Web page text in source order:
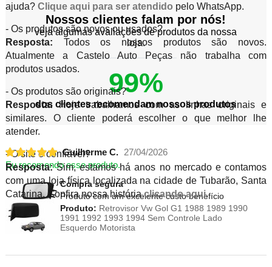
ajuda? Clique aqui para ser atendido pelo WhatsApp.
- Os produtos são novos ou usados?
Resposta: Todos os nossos produtos são novos.
Atualmente a Castelo Auto Peças não trabalha com
produtos usados.
- Os produtos são originais?
Resposta:Hoje trabalhamos com as linhas originais e
similares. O cliente poderá escolher o que melhor lhe
atender.
- O site é confiável?
Resposta:Sim, estamos há anos no mercado e contamos
com uma loja física localizada na cidade de Tubarão, Santa
Catarina. Confira nossa históriaclicando aqui.
Nossos clientes falam por nós!
veja algumas avaliações de produtos da nossa
loja.
99%
dos clientes recomendam nossos produtos
Guilherme C.
27/04/2026
Eu recomendo esse produto.
Compra segura
Produto com um excelente custo benefício
Produto: Retrovisor Vw Gol G1 1988 1989 1990
1991 1992 1993 1994 Sem Controle Lado
Esquerdo Motorista